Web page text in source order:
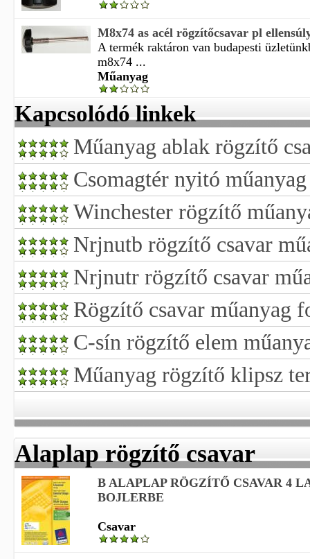
M8x74 as acél rögzítőcsavar pl
A termék raktáron van budapesti
m8x74 ...
Műanyag
Kapcsolódó linkek
Műanyag ablak rögzítő
Csomagtér nyitó
Winchester rögzítő
Nrjnutb rögzítő csavar
Nrjnutr rögzítő csavar
Rögzítő csavar műanyag
C-sín rögzítő elem
Műanyag rögzítő klipsz
Alaplap rögzítő csavar
B ALAPLAP RÖGZÍTŐ CSAVAR 4
BOJLERBE
Csavar